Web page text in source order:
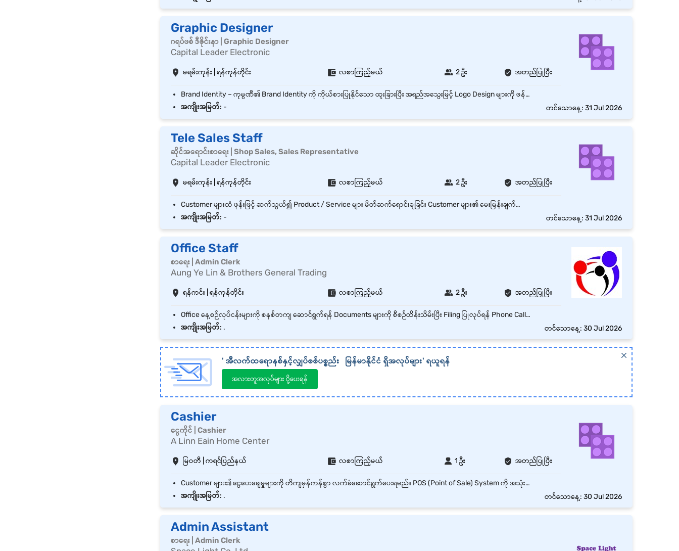
Graphic Designer
ဂရပ်ဖစ် ဒီဇိုင်းနာ | Graphic Designer
Capital Leader Electronic
မရမ်းကုန်း | ရန်ကုန်တိုင်း လစာကြည့်မယ် 2 ဦး အတည်ပြုပြီး
Brand Identity – ကုမ္ပဏီ၏ Brand Identity ကို ကိုယ်စားပြုနိုင်သော ထူးခြားပြီး အရည်အသွေးမြင့် Logo Design များကို ဖန်တီးရေးဆွဲခြင်း။ Digital Marketing – Website Banner များ၊ Advertising Poster များနှင့် Social Media Graphic Design များကို ဆွဲဆောင်မှုရှိစွာ ရေးဆွဲဖန်တီးခြင်း။ Photo Editing – ဓာတ်ပုံများကို Professional အဆင့်ဖြင့် Retouch ပြုလုပ်ခြင်း၊ Color Correction နှင့် Lighting Adjustment များကို အရည်အသွေးမြင့်စွာ ပြင်ဆင်ခြင်း။ Print Media – Postcard၊ Ticket နှင့် အခြားသော Promotional Print Material များကို Concept ရေးဆွဲကာ Professional အဆင့်ဖြင့် Design ဖန်တီးခြင်း။
အကျိုးအမြတ်: - တင်သောနေ့: 31 Jul 2026
Tele Sales Staff
ဆိုင်အရောင်းစာရေး | Shop Sales, Sales Representative
Capital Leader Electronic
မရမ်းကုန်း | ရန်ကုန်တိုင်း လစာကြည့်မယ် 2 ဦး အတည်ပြုပြီး
Customer များထံ ဖုန်းဖြင့် ဆက်သွယ်၍ Product / Service များ မိတ်ဆက်ရောင်းချခြင်း Customer များ၏ မေးမြန်းချက်များကို ဖြေကြားပေးခြင်း Sales Target များ ပြည့်မီအောင် ဆောင်ရွက်ခြင်း Customer Data များကို စနစ်တကျ မှတ်တမ်းတင်ခြင်း Existing Customer များနှင့် Relationship ကောင်းမွန်အောင် ထိန်းသိမ်းခြင်း New Customer များ ရှာဖွေခြင်းနှင့် Follow Up ပြုလုပ်ခြင်း Daily / Weekly Sales Report များ တင်ပြခြင်း Team နှင့်ပူးပေါင်း၍ Sales Plan များ အကောင်အထည်ဖော်ခြင်း
အကျိုးအမြတ်: - တင်သောနေ့: 31 Jul 2026
Office Staff
စာရေး | Admin Clerk
Aung Ye Lin & Brothers General Trading
ရန်ကင်း | ရန်ကုန်တိုင်း လစာကြည့်မယ် 2 ဦး အတည်ပြုပြီး
Office နေ့စဉ်လုပ်ငန်းများကို စနစ်တကျ ဆောင်ရွက်ရန် Documents များကို စီစဉ်ထိန်းသိမ်းပြီး Filing ပြုလုပ်ရန် Phone Call, Email နှင့် Customer Inquiry များကို ဖြေကြားပေးရန် Data Entry နှင့် Report များ ပြုလုပ်တင်ပြရန် Office Supplies များကို စစ်ဆေးပြီး လိုအပ်သည်များ တင်ပြရန် သက်ဆိုင်ရာ Department များနှင့် ပူးပေါင်းဆောင်ရွက်ရန် Meeting Schedule နှင့် Appointment များ စီစဉ်ပေးရန် Management မှ ပေးအပ်သော တာဝန်များကို အချိန်မီ ဆောင်ရွက်ရန်
အကျိုးအမြတ်: . တင်သောနေ့: 30 Jul 2026
' အီလက်ထရောနစ်နှင့်လျှပ်စစ်ပစ္စည်း မြန်မာနိုင်ငံ ရှိအလုပ်များ' ရယူရန်
အလားတူအလုပ်များ ပို့ပေးရန်
Cashier
ငွေကိုင် | Cashier
A Linn Eain Home Center
မြဝတီ | ကရင်ပြည်နယ် လစာကြည့်မယ် 1 ဦး အတည်ပြုပြီး
Customer များ၏ ငွေပေးချေမှုများကို တိကျမှန်ကန်စွာ လက်ခံဆောင်ရွက်ပေးရမည်။ POS (Point of Sale) System ကို အသုံးပြု၍ အရောင်းစာရင်းများကို မှန်ကန်စွာ မှတ်တမ်းတင်ရမည်။ ငွေသား၊ Bank Transfer၊ QR Payment နှင့် အခြားငွေပေးချေမှုများကို စနစ်တကျ ကိုင်တွယ်ရမည်။ နေ့စဉ် Cash Balance ကို စစ်ဆေးပြီး Daily Cash Report ကို အချိန်မီ တင်ပြရမည်။ Invoice၊ Receipt နှင့် ငွေစာရွက်စာတမ်းများကို စနစ်တကျ ထိန်းသိမ်းရမည်။ Customer များအား ယဉ်ကျေးပျူငှာစွာ ဝန်ဆောင်မှုပေးပြီး မေးမြန်းချက်များကို ကူညီဖြေကြားပေးရမည်။ အရောင်းအဖွဲ့နှင့် အခြားဌာနများနှင့် ပူးပေါင်းဆောင်ရွက်၍ လုပ်ငန်းလည်ပတ်မှုကို အထောက်အကူပြုရမည်။ Cash Counter ကို သန့်ရှင်းသပ်ရပ်စွာ ထိန်းသိမ်းပြီး ငွေကြေးလုံခြုံရေး စည်းမျဉ်းများကို လိုက်နာရမည်။ Company Policy နှင့် လုပ်ငန်းစဉ်များကို လိုက်နာပြီး မိမိအား ပေးအပ်သည့် အခြားတာဝန်များကိုလည်း ဆောင်ရွက်ရမည်။
အကျိုးအမြတ်: . တင်သောနေ့: 30 Jul 2026
Admin Assistant
စာရေး | Admin Clerk